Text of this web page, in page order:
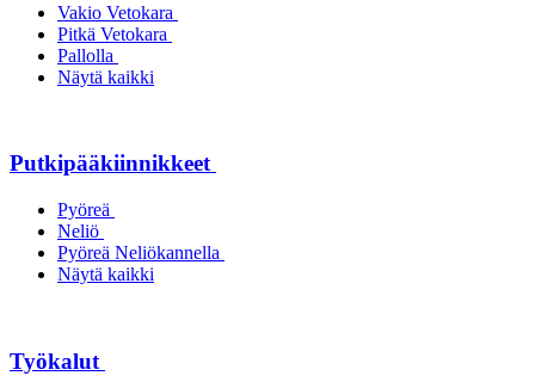
Vakio Vetokara
Pitkä Vetokara
Pallolla
Näytä kaikki
Putkipääkiinnikkeet
Pyöreä
Neliö
Pyöreä Neliökannella
Näytä kaikki
Työkalut